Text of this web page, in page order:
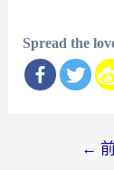
Spread the
←